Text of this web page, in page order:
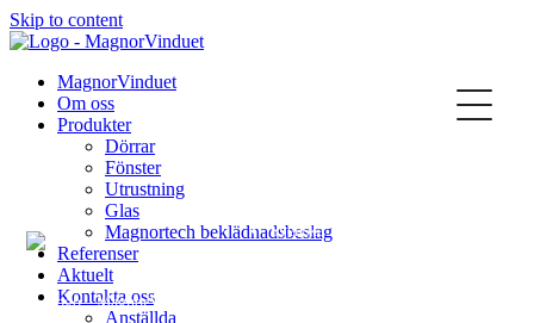
Skip to content
MagnorVinduet
Om oss
Produkter
Dörrar
Fönster
Utrustning
Glas
Magnortech beklädnadsbeslag
Referenser
Aktuelt
Kontakta oss
Anställda
Svenska